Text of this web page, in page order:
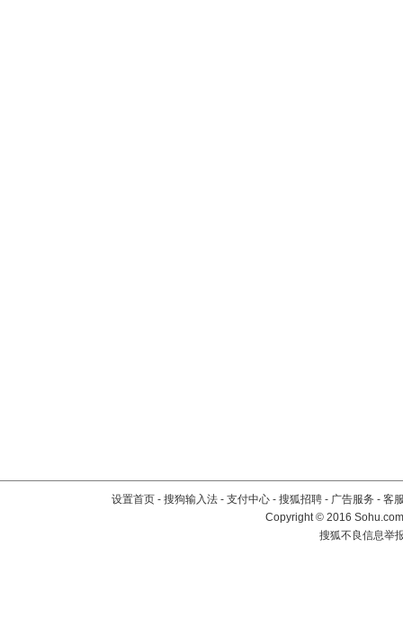
设置首页 - 搜狗输入法 - 支付中心 - 搜狐招聘 - 广告服务 - 客
Copyright©2016
搜狐不良信息举